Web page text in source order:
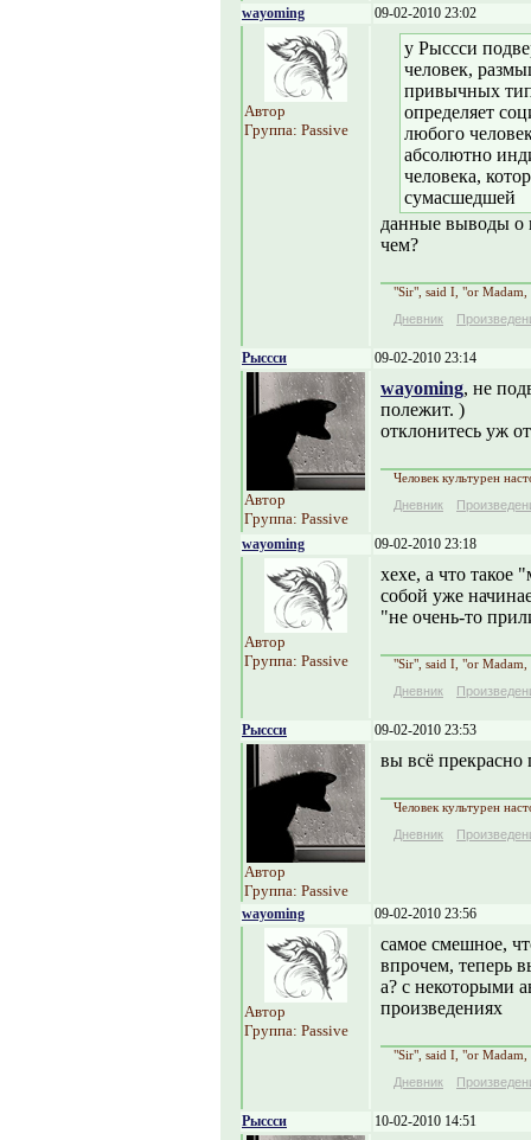
wayoming 09-02-2010 23:02
Автор
Группа: Passive
у Рыссси
человек,
привычных
определяет
любого
абсолютно
человека,
сумасшедшей
данные выводы о
чем?
"Sir", said I, "or
Дневник
Рыссси 09-02-2010 23:14
Автор
Группа: Passive
wayoming, не
полежит. )
отклонитесь уж
Человек культурен
Дневник
wayoming 09-02-2010 23:18
Автор
Группа: Passive
хехе, а что такое
собой уже
"не очень-то
"Sir", said I, "or
Дневник
Рыссси 09-02-2010 23:53
Автор
Группа: Passive
вы всё
Человек культурен
Дневник
wayoming 09-02-2010 23:56
Автор
Группа: Passive
самое смешное,
впрочем, теперь
а? с некоторыми
произведениях
"Sir", said I, "or
Дневник
Рыссси 10-02-2010 14:51